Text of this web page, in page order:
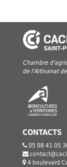
Chambre
de l'Artisanat
CONTACTS
05 08 41 05
4 boulevard